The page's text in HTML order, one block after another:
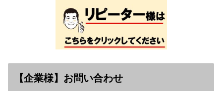
【企業様】お問い合わせ